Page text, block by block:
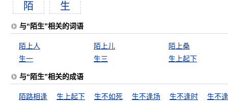
陌 生
与“陌生”相关的词语
陌上人 陌上儿
陌上桑
生一
生三 生上起下
与“陌生”相关的成语
陌路相逢 生上起下 生不如死 生不逢场 生不逢时 生不